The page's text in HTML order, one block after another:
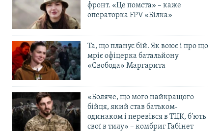
фронт. «Це помста» – каже
операторка FPV «Білка»
Та, що планує бій. Як воює і про що
мріє офіцерка батальйону
«Свобода» Маргарита
«Боляче, що мого найкращого
бійця, який став батьком-
одинаком і перевівся в ТЦК, б’ють
свої в тилу» – комбриг Габінет